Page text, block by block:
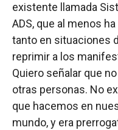
existente llamada
ADS, que al menos
tanto en situaciones
reprimir a los
Quiero señalar que
otras personas. No
que hacemos en
mundo, y era